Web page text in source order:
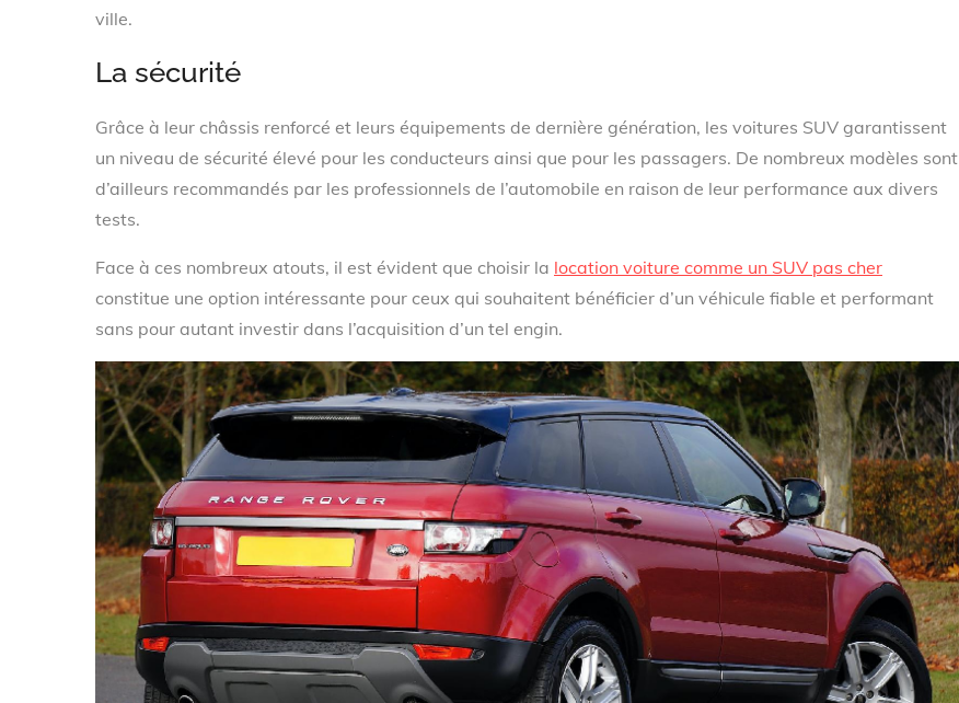
ville.
La sécurité
Grâce à leur châssis renforcé et leurs équipements de dernière génération, les voitures SUV garantissent
un niveau de sécurité élevé pour les conducteurs ainsi que pour les passagers. De nombreux modèles sont
d’ailleurs recommandés par les professionnels de l’automobile en raison de leur performance aux divers
tests.
Face à ces nombreux atouts, il est évident que choisir la location voiture comme un SUV pas cher
constitue une option intéressante pour ceux qui souhaitent bénéficier d’un véhicule fiable et performant
sans pour autant investir dans l’acquisition d’un tel engin.